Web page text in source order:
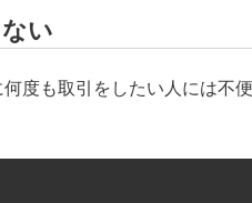
い
度も取引をしたい人には不便